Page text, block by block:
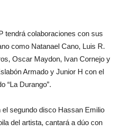
tendrá colaboraciones con sus
como Natanael Cano, Luis R.
Oscar Maydon, Ivan Cornejo y
Armado y Junior H con el
“La Durango”.
segundo disco Hassan Emilio
del artista, cantará a dúo con